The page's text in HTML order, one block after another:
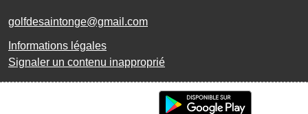
golfdesaintonge@gmail.com
Informations légales
Signaler un contenu inapproprié